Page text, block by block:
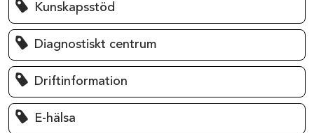
Kunskapsstöd
Diagnostiskt centrum
Driftinformation
E-hälsa